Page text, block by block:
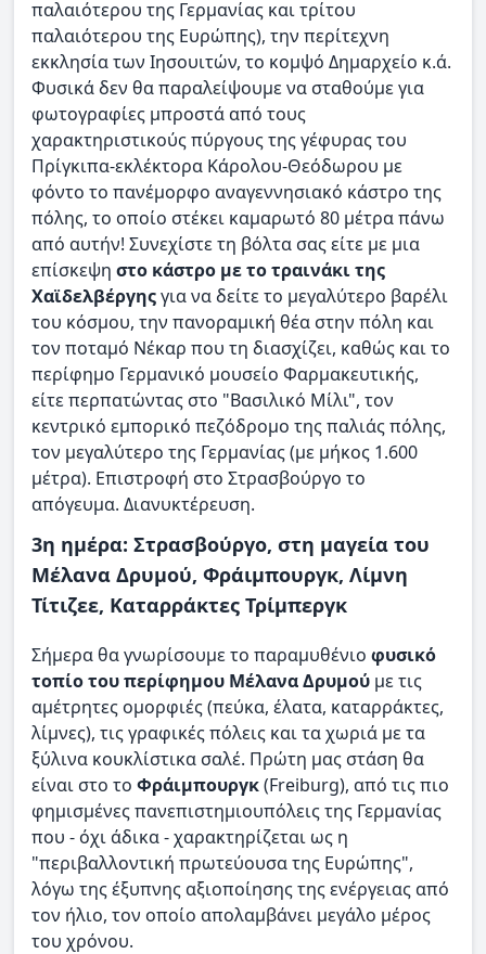
παλαιότερου της Γερμανίας και τρίτου
παλαιότερου της Ευρώπης), την περίτεχνη
εκκλησία των Ιησουιτών, το κομψό Δημαρχείο κ.ά.
Φυσικά δεν θα παραλείψουμε να σταθούμε για
φωτογραφίες μπροστά από τους
χαρακτηριστικούς πύργους της γέφυρας του
Πρίγκιπα-εκλέκτορα Κάρολου-Θεόδωρου με
φόντο το πανέμορφο αναγεννησιακό κάστρο της
πόλης, το οποίο στέκει καμαρωτό 80 μέτρα πάνω
από αυτήν! Συνεχίστε τη βόλτα σας είτε με μια
επίσκεψη στο κάστρο με το τραινάκι της
Χαϊδελβέργηςγια να δείτε το μεγαλύτερο βαρέλι
του κόσμου, την πανοραμική θέα στην πόλη και
τον ποταμό Νέκαρ που τη διασχίζει, καθώς και το
περίφημο Γερμανικό μουσείο Φαρμακευτικής,
είτε περπατώντας στο "Βασιλικό Μίλι", τον
κεντρικό εμπορικό πεζόδρομο της παλιάς πόλης,
τον μεγαλύτερο της Γερμανίας (με μήκος 1.600
μέτρα). Επιστροφή στο Στρασβούργο το
απόγευμα. Διανυκτέρευση.
3η ημέρα: Στρασβούργο, στη μαγεία του
Μέλανα Δρυμού, Φράιμπουργκ, Λίμνη
Τίτιζεε, Καταρράκτες Τρίμπεργκ
Σήμερα θα γνωρίσουμε το παραμυθένιο φυσικό
τοπίο του περίφημου Μέλανα Δρυμού με τις
αμέτρητες ομορφιές (πεύκα, έλατα, καταρράκτες,
λίμνες), τις γραφικές πόλεις και τα χωριά με τα
ξύλινα κουκλίστικα σαλέ. Πρώτη μας στάση θα
είναι στο το Φράιμπουργκ(Freiburg), από τις πιο
φημισμένες πανεπιστημιουπόλεις της Γερμανίας
που - όχι άδικα - χαρακτηρίζεται ως η
"περιβαλλοντική πρωτεύουσα της Ευρώπης",
λόγω της έξυπνης αξιοποίησης της ενέργειας από
τον ήλιο, τον οποίο απολαμβάνει μεγάλο μέρος
του χρόνου.